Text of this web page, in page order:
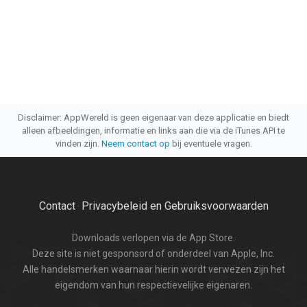
Disclaimer: AppWereld is geen eigenaar van deze applicatie en biedt
alleen afbeeldingen, informatie en links aan die via de iTunes API te
vinden zijn. Neem contact op bij eventuele vragen.
Contact· Privacybeleid en Gebruiksvoorwaarden
Downloads verlopen via de App Store.
Deze site is niet gesponsord of onderdeel van Apple, Inc.
Alle handelsmerken waarnaar hierin wordt verwezen zijn het
eigendom van hun respectievelijke eigenaren.